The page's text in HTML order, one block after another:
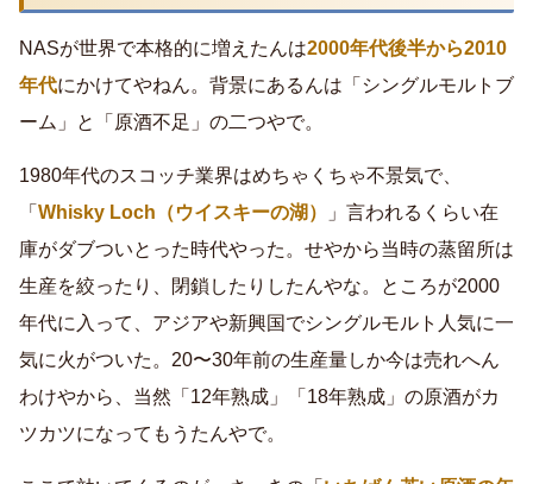
NASが世界で本格的に増えたんは2000年代後半から2010
年代にかけてやねん。背景にあるんは「シングルモルトブ
ーム」と「原酒不足」の二つやで。
1980年代のスコッチ業界はめちゃくちゃ不景気で、
「 Whisky Loch（ウイスキーの湖）
」言われるくらい在
庫がダブついとった時代やった。せやから当時の蒸留所は
生産を絞ったり、閉鎖したりしたんやな。ところが2000
年代に入って、アジアや新興国でシングルモルト人気に一
気に火がついた。20〜30年前の生産量しか今は売れへん
わけやから、当然「12年熟成」「18年熟成」の原酒がカ
ツカツになってもうたんやで。